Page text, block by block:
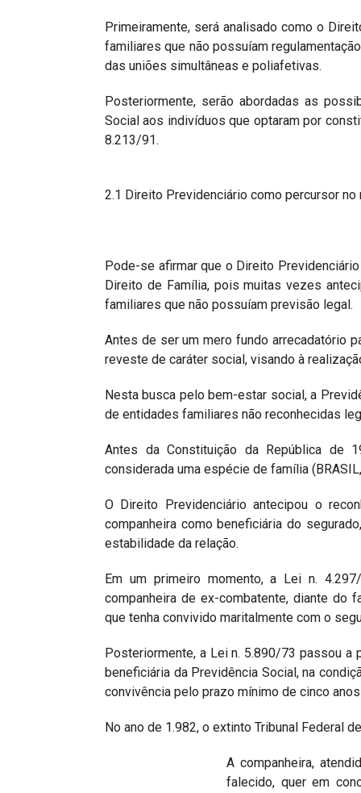
Primeiramente, será analisado como o
familiares que não possuíam
das uniões simultâneas e poliafetivas.
Posteriormente, serão abordadas as
Social aos indivíduos que optaram por
8.213/91.
2.1 Direito Previdenciário como percursor
Pode-se afirmar que o Direito
Direito de Família, pois muitas vezes
familiares que não possuíam previsão legal.
Antes de ser um mero fundo arrecadatório
reveste de caráter social, visando à
Nesta busca pelo bem-estar social, a
de entidades familiares não reconhecidas
Antes da Constituição da República de
considerada uma espécie de família
O Direito Previdenciário antecipou o
companheira como beneficiária do
estabilidade da relação.
Em um primeiro momento, a Lei n.
companheira de ex-combatente, diante do
que tenha convivido maritalmente com o
Posteriormente, a Lei n. 5.890/73 passou a
beneficiária da Previdência Social, na
convivência pelo prazo mínimo de cinco
No ano de 1.982, o extinto Tribunal Federal
A companheira,
falecido, quer em